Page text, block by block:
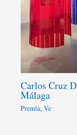
Carlos Cruz
Málaga
Premia, Ve